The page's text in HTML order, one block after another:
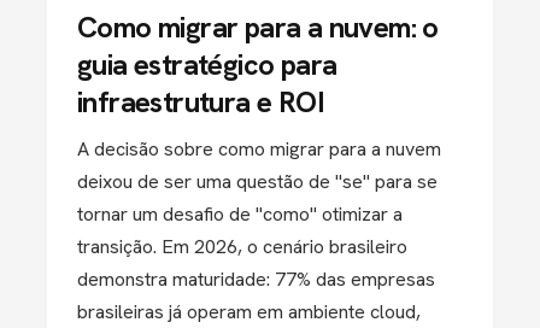
Como migrar para a nuvem: o
guia estratégico para
infraestrutura e ROI
A decisão sobre como migrar para a nuvem
deixou de ser uma questão de "se" para se
tornar um desafio de "como" otimizar a
transição. Em 2026, o cenário brasileiro
demonstra maturidade: 77% das empresas
brasileiras já operam em ambiente cloud,